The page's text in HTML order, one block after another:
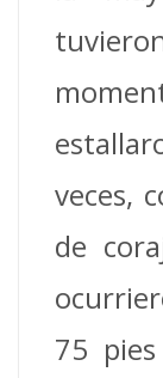
veces,
de
75